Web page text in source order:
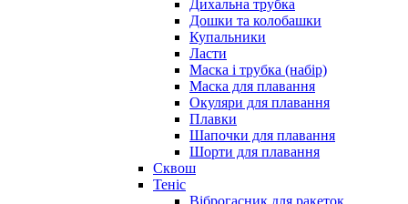
Дихальна трубка
Дошки та колобашки
Купальники
Ласти
Маска і трубка (набір)
Маска для плавання
Окуляри для плавання
Плавки
Шапочки для плавання
Шорти для плавання
Сквош
Теніс
Віброгасник для ракеток